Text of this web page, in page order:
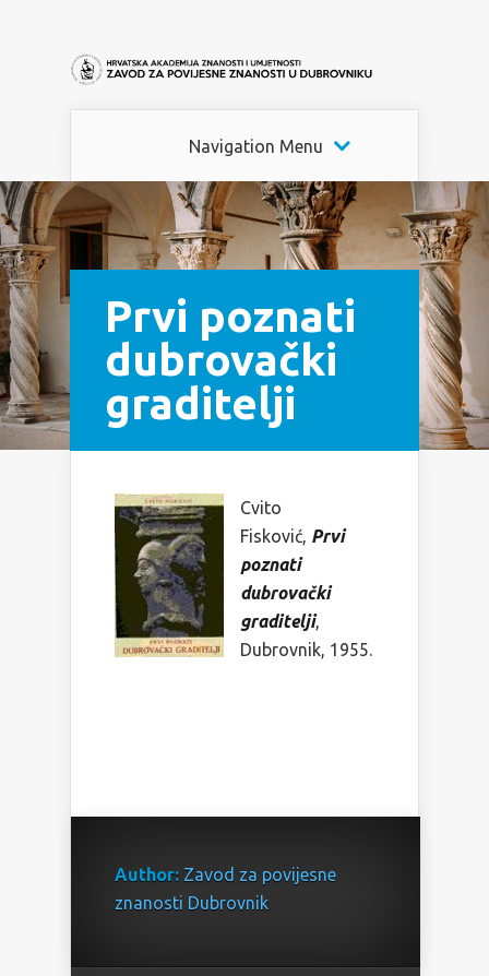
Navigation Menu
Prvi poznati
dubrovački
graditelji
Cvito
Fisković, Prvi
poznati
dubrovački
graditelji,
Dubrovnik, 1955.
Author: Zavod za povijesne
znanosti Dubrovnik